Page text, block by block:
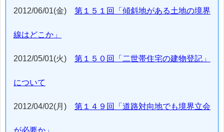
2012/06/01(金) 第１５１回「傾斜地がある土地の境界
線はどこか」
2012/05/01(火) 第１５０回「二世帯住宅の建物登記」
について
2012/04/02(月) 第１４９回「道路対向地でも境界立会